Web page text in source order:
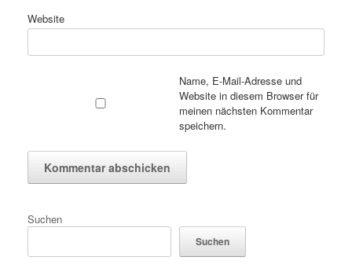
Website
Name, E-Mail-Adresse und
Website in diesem Browser für
meinen nächsten Kommentar
speichern.
Suchen
Suchen